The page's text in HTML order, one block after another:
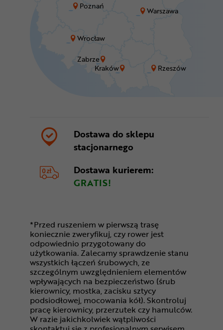
Kraków
Poznań
Rzeszów
Warszawa
Wrocław
Zabrze
Dostawa do sklepu
stacjonarnego
Dostawa kurierem:
GRATIS!
*Przed ruszeniem w pierwszą trasę
koniecznie zweryfikuj, czy rower jest
odpowiednio przygotowany do
użytkowania. Zalecamy sprawdzenie stanu
wszystkich łączeń śrubowych, ze
szczególnym uwzględnieniem elementów
wpływających na bezpieczeństwo (śrub
kierownicy, mostka, zacisku sztycy
podsiodłowej, mocowania kół). Skontroluj
pracę kierownicy, przerzutek czy hamulców.
W razie jakichkolwiek wątpliwości